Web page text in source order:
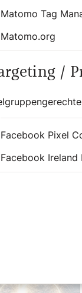
Matomo Tag
Matomo.org
/
Facebook Pixel
Facebook Ireland